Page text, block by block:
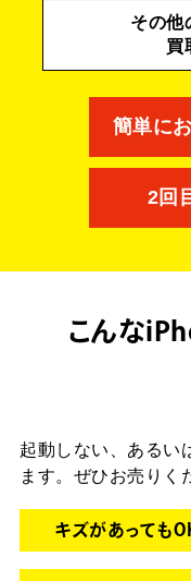
その他
買
簡単に
2回
こんな
起動しない、あるい
ます。 ぜひお売りく
キズがあっても